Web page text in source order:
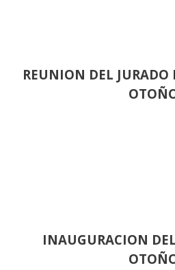
REUNION DEL JURADO
INAUGURACION